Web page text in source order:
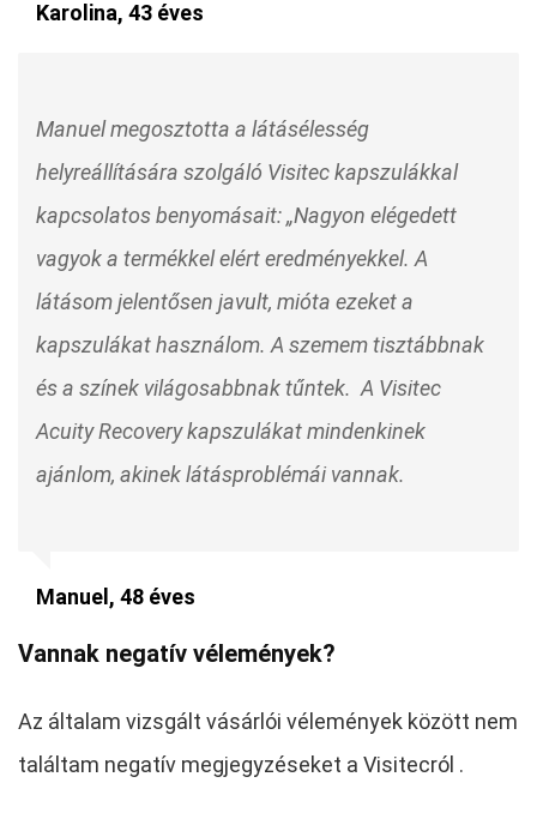
Karolina, 43 éves
Manuel megosztotta a látásélesség
helyreállítására szolgáló Visitec kapszulákkal
kapcsolatos benyomásait: „Nagyon elégedett
vagyok a termékkel elért eredményekkel. A
látásom jelentősen javult, mióta ezeket a
kapszulákat használom. A szemem tisztábbnak
és a színek világosabbnak tűntek. A Visitec
Acuity Recovery kapszulákat mindenkinek
ajánlom, akinek látásproblémái vannak.
Manuel, 48 éves
Vannak negatív vélemények?
Az általam vizsgált vásárlói vélemények között nem
találtam negatív megjegyzéseket a Visitecról .